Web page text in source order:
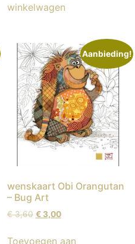
winkelwagen
Aanbieding!
wenskaart Obi Orangutan
– Bug Art
€3,60 €3,00
Toevoegen aan